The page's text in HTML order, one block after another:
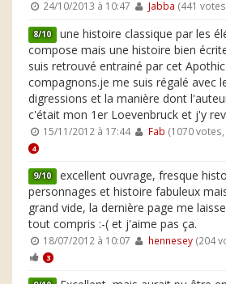
24/10/2013 à 10:47 Jabba (441
8/10 une histoire classique par les
compose mais une histoire bien
suis retrouvé entrainé par cet
compagnons.je me suis régalé avec
digressions et la manière dont
c'était mon 1er Loevenbruck et j'y
15/11/2012 à 17:44 Fab (1070
4
9/10 excellent ouvrage, fresque
personnages et histoire fabuleux mais
grand vide, la dernière page me
tout compris :-( et j'aime pas ça.
18/07/2012 à 10:07 hennesey(204
3